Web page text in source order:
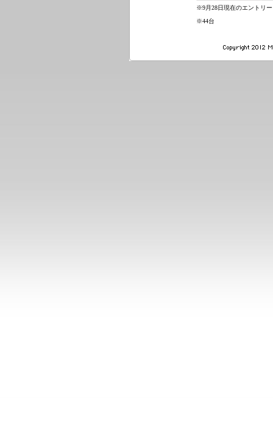
※9月28日現在のエントリ
※44台